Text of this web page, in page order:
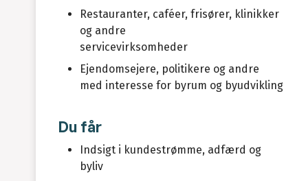
Restauranter, caféer, frisører, klinikker
og andre
servicevirksomheder
Ejendomsejere, politikere og andre
med interesse for byrum og byudvikling
Du får
Indsigt i kundestrømme, adfærd og
byliv